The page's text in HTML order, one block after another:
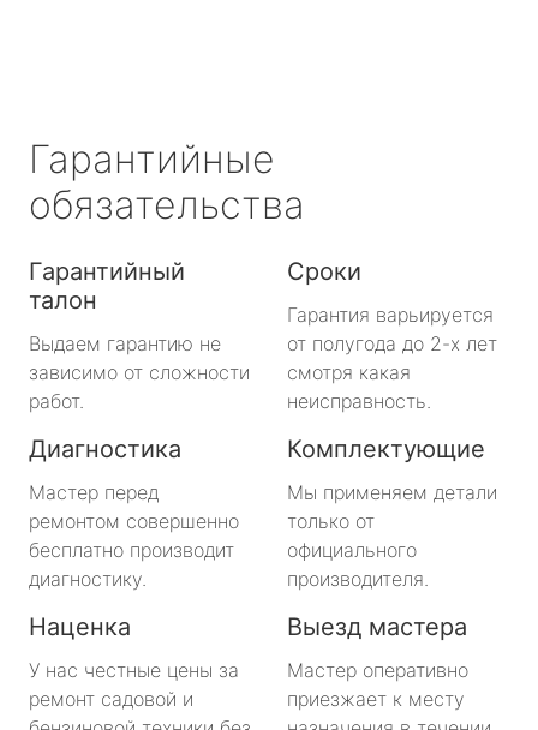
Гарантийные
обязательства
Гарантийный
талон
Выдаем гарантию не
зависимо от сложности
работ.
Сроки
Гарантия варьируется
от полугода до 2-х лет
смотря какая
неисправность.
Диагностика
Мастер перед
ремонтом совершенно
бесплатно производит
диагностику.
Комплектующие
Мы применяем детали
только от
официального
производителя.
Наценка
У нас честные цены за
ремонт садовой и
Выезд мастера
Мастер оперативно
приезжает к месту